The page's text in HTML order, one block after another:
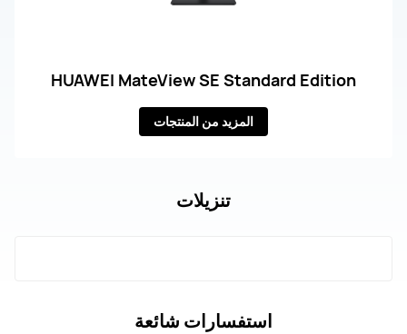
HUAWEI MateView SE Standard Edition
المزيد من المنتجات
تنزيلات
استفسارات شائعة